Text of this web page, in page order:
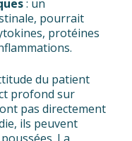
: un
pourrait
protéines
du patient
profond sur
pas directement
ils peuvent